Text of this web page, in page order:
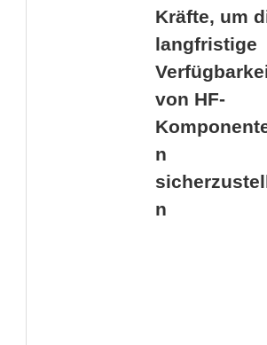
Kräfte, um
langfristige
von HF-
n
n